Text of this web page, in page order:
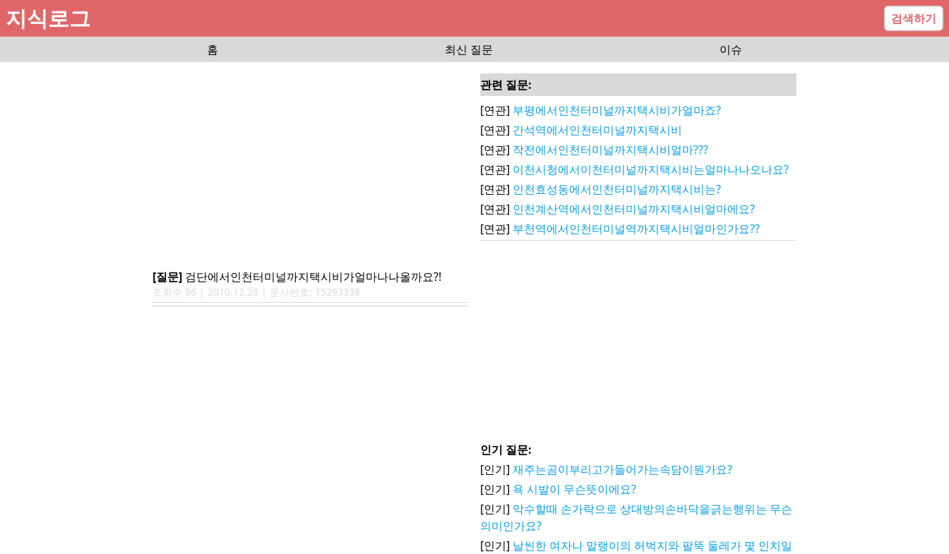
지식로그
검색하기
홈
최신 질문 이슈
[질문] 검단에서인천터미널까지택시비가얼마나나올까요?!
조회수 86 | 2010.12.28 | 문서번호: 15293338
관련 질문:
[연관] 부평에서인천터미널까지택시비가얼마죠?
[연관] 간석역에서인천터미널까지택시비
[연관] 작전에서인천터미널까지택시비얼마???
[연관] 이천시청에서이천터미널까지택시비는얼마나나오나요?
[연관] 인천효성동에서인천터미널까지택시비는?
[연관] 인천계산역에서인천터미널까지택시비얼마에요?
[연관] 부천역에서인천터미널역까지택시비얼마인가요??
인기 질문:
[인기] 재주는곰이부리고가들어가는속담이뭔가요?
[인기] 욕 시발이 무슨뜻이에요?
[인기] 악수할때 손가락으로 상대방의손바닥을긁는행위는 무슨
의미인가요?
[인기] 날씬한 여자나 말랭이의 허벅지와 팔뚝 둘레가 몇 인치일